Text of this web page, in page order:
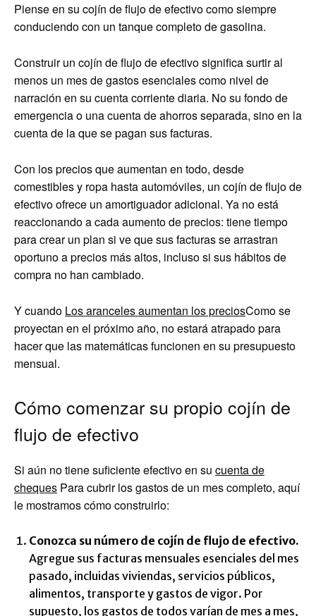
Piense en su cojín de flujo de efectivo como siempre
conduciendo con un tanque completo de gasolina.
Construir un cojín de flujo de efectivo significa surtir al
menos un mes de gastos esenciales como nivel de
narración en su cuenta corriente diaria. No su fondo de
emergencia o una cuenta de ahorros separada, sino en la
cuenta de la que se pagan sus facturas.
Con los precios que aumentan en todo, desde
comestibles y ropa hasta automóviles, un cojín de flujo de
efectivo ofrece un amortiguador adicional. Ya no está
reaccionando a cada aumento de precios: tiene tiempo
para crear un plan si ve que sus facturas se arrastran
oportuno a precios más altos, incluso si sus hábitos de
compra no han cambiado.
Y cuando Los aranceles aumentan los preciosComo se
proyectan en el próximo año, no estará atrapado para
hacer que las matemáticas funcionen en su presupuesto
mensual.
Cómo comenzar su propio cojín de
flujo de efectivo
Si aún no tiene suficiente efectivo en su cuenta de
cheques Para cubrir los gastos de un mes completo, aquí
le mostramos cómo construirlo:
Conozca su número de cojín de flujo de efectivo.
Agregue sus facturas mensuales esenciales del mes
pasado, incluidas viviendas, servicios públicos,
alimentos, transporte y gastos de vigor. Por
supuesto, los gastos de todos varían de mes a mes,